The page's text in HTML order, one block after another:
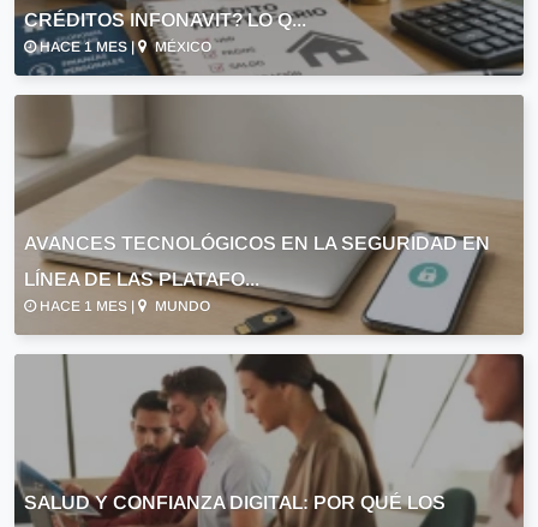
CRÉDITOS INFONAVIT? LO Q...
HACE 1 MES | MÉXICO
AVANCES TECNOLÓGICOS EN LA SEGURIDAD EN
LÍNEA DE LAS PLATAFO...
HACE 1 MES | MUNDO
SALUD Y CONFIANZA DIGITAL: POR QUÉ LOS